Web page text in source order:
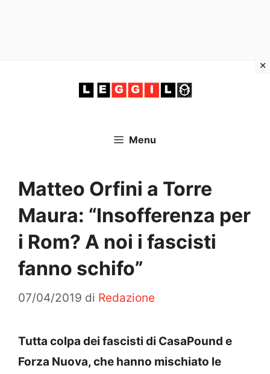
Menu
Matteo Orfini a Torre
Maura: “Insofferenza per
i Rom? A noi i fascisti
fanno schifo”
07/04/2019 di Redazione
Tutta colpa dei fascisti di CasaPound e
Forza Nuova, che hanno mischiato le